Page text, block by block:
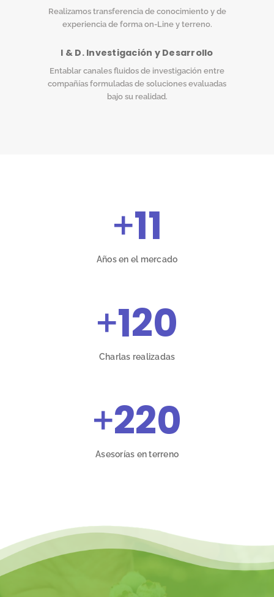
Realizamos transferencia de conocimiento y de
experiencia de forma on-Line y terreno.
I & D. Investigación y Desarrollo
Entablar canales fluidos de investigación entre
compañías formuladas de soluciones evaluadas
bajo su realidad.
+11
Años en el mercado
+120
Charlas realizadas
+220
Asesorías en terreno